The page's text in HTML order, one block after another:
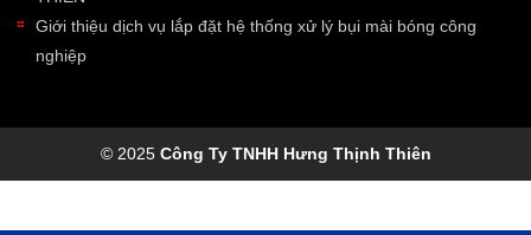
Giới thiệu dịch vụ lắp đặt hệ thống xử lý bụi mài bóng công
nghiệp
© 2025 Công Ty TNHH Hưng Thịnh Thiên